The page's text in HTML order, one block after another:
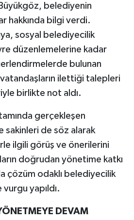
belediyenin
hakkında bilgi verdi.
sosyal belediyecilik
düzenlemelerine kadar
bulunan
ilettiği talepleri
birlikte not aldı.
gerçekleşen
sakinleri de söz alarak
ilgili görüş ve önerilerini
doğrudan yönetime katkı
çözüm odaklı belediyecilik
vurgu yapıldı.
DEVAM